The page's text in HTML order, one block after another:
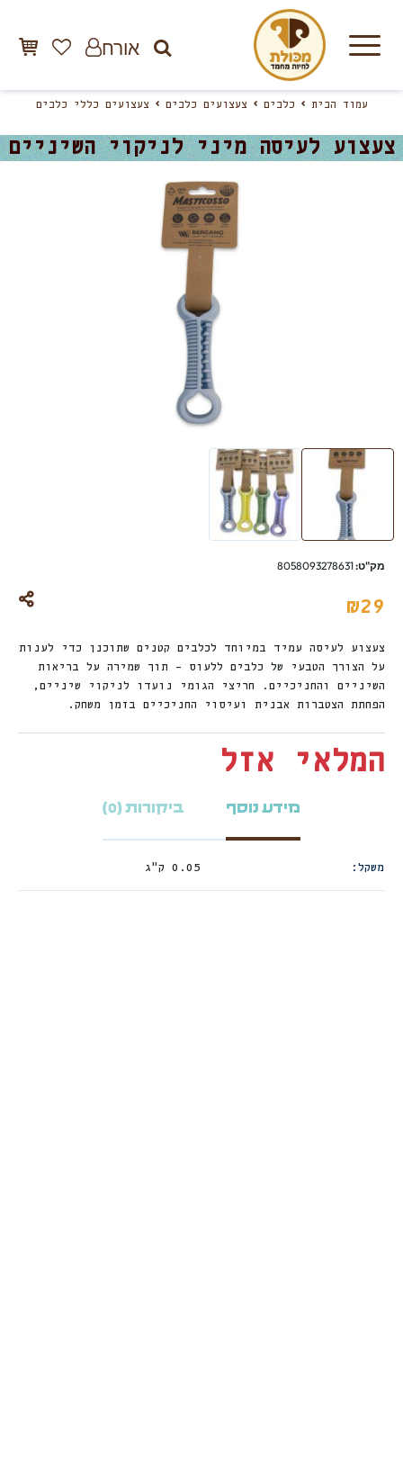
אורח
עמוד הבית כלבים צעצועים כלבים צעצועים כללי כלבים
צעצוע לעיסה מיני לניקוי השיניים
מק"ט:8058093278631
₪29
צעצוע לעיסה עמיד במיוחד לכלבים קטנים שתוכנן כדי לענות
על הצורך הטבעי של כלבים ללעוס – תוך שמירה על בריאות
השיניים והחניכיים. חריצי הגומי נועדו לניקוי שיניים,
הפחתת הצטברות אבנית ועיסוי החניכיים בזמן משחק.
המלאי אזל
מידע נוסף ביקורות (0)
משקל 0.05 ק"ג